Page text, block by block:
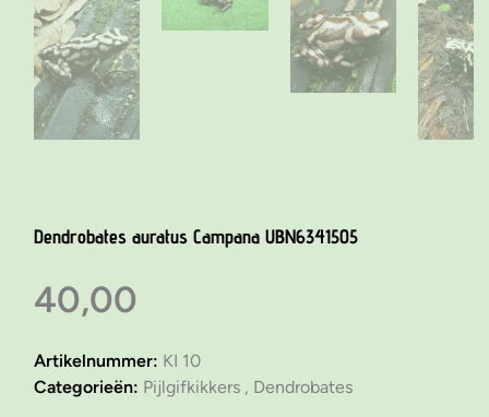
Dendrobates auratus Campana UBN6341505
40,00
Artikelnummer: KI 10
Categorieën: Pijlgifkikkers , Dendrobates